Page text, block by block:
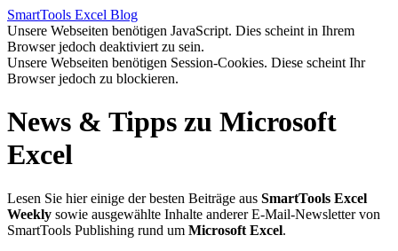
SmartTools Excel Blog
Unsere Webseiten benötigen JavaScript. Dies scheint in Ihrem
Browser jedoch deaktiviert zu sein.
Unsere Webseiten benötigen Session-Cookies. Diese scheint Ihr
Browser jedoch zu blockieren.
News & Tipps zu Microsoft
Excel
Lesen Sie hier einige der besten Beiträge aus SmartTools Excel
Weekly sowie ausgewählte Inhalte anderer E-Mail-Newsletter von
SmartTools Publishing rund um Microsoft Excel.